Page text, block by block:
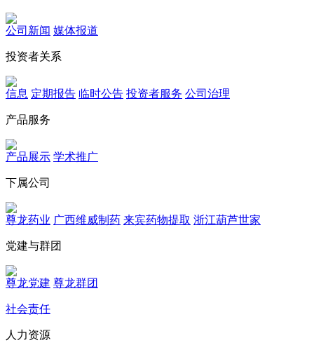
公司新闻 媒体报道
投资者关系
信息 定期报告 临时公告 投资者服务 公司治理
产品服务
产品展示 学术推广
下属公司
尊龙药业 广西维威制药 来宾药物提取 浙江葫芦世家
党建与群团
尊龙党建 尊龙群团
社会责任
人力资源